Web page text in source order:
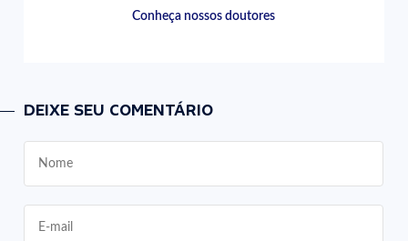
Conheça nossos doutores
DEIXE SEU COMENTÁRIO